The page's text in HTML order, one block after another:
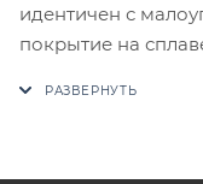
идентичен с
покрытие на